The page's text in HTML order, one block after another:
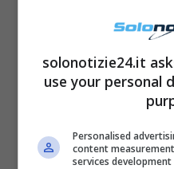
Il rasoio viene usato
pensano sia anche
solonotizie24.it
use your personal
Personalised
content
services development